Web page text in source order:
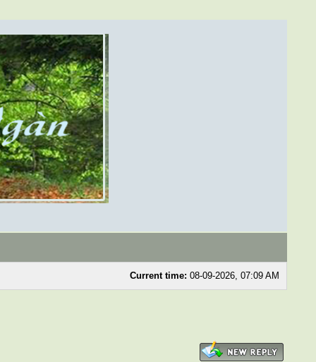
Current time: 08-09-2026, 07:09 AM